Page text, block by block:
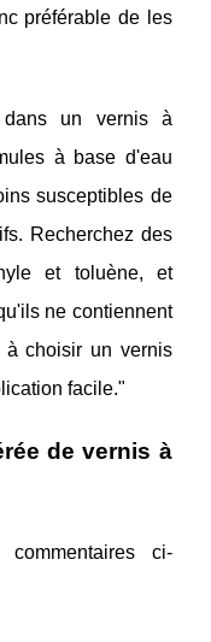
préférable de les
dans un vernis à
à base d'eau
susceptibles de
Recherchez des
et toluène, et
ne contiennent
à choisir un vernis
facile."
de vernis à
ci-